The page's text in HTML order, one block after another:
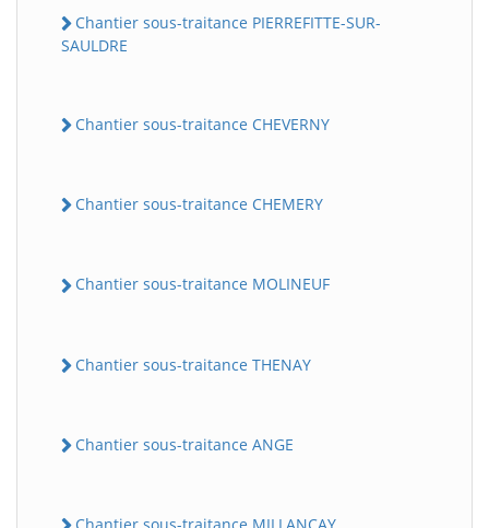
Chantier sous-traitance PIERREFITTE-SUR-
SAULDRE
Chantier sous-traitance CHEVERNY
Chantier sous-traitance CHEMERY
Chantier sous-traitance MOLINEUF
Chantier sous-traitance THENAY
Chantier sous-traitance ANGE
BatiWebPro